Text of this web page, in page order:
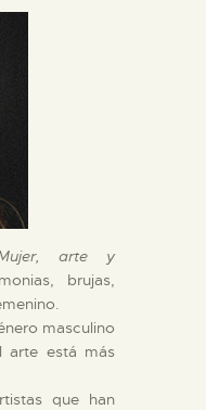
arte y
brujas,
masculino
arte está más
que han